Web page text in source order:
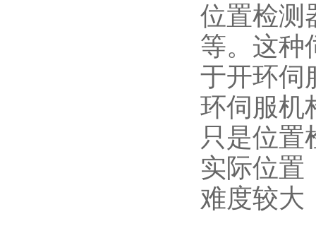
位置检测
等。这种
于开环伺
环伺服机
只是位置
实际位置
难度较大